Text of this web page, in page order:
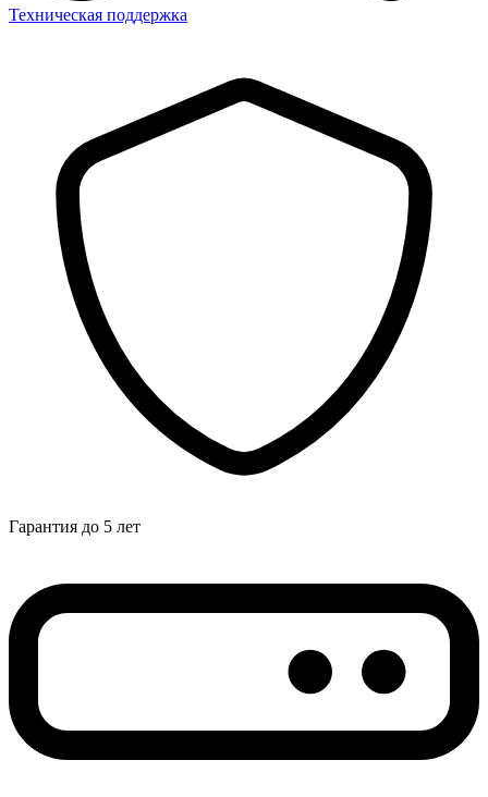
Техническая поддержка
Гарантия до 5 лет